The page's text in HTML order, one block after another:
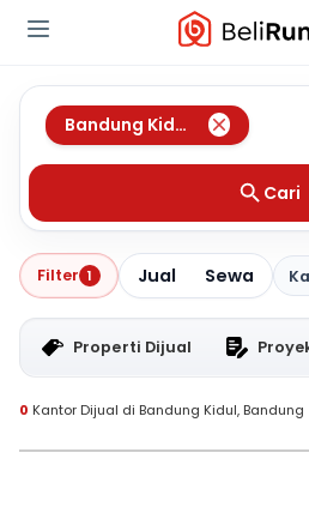
Bandung Kidul Bandung
Cari
Filter 1 Jual Sewa
Properti Dijual
0 Kantor Dijual di Bandung Kidul, Bandung